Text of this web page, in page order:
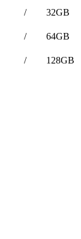
/
32GB
/
64GB
/ 128GB